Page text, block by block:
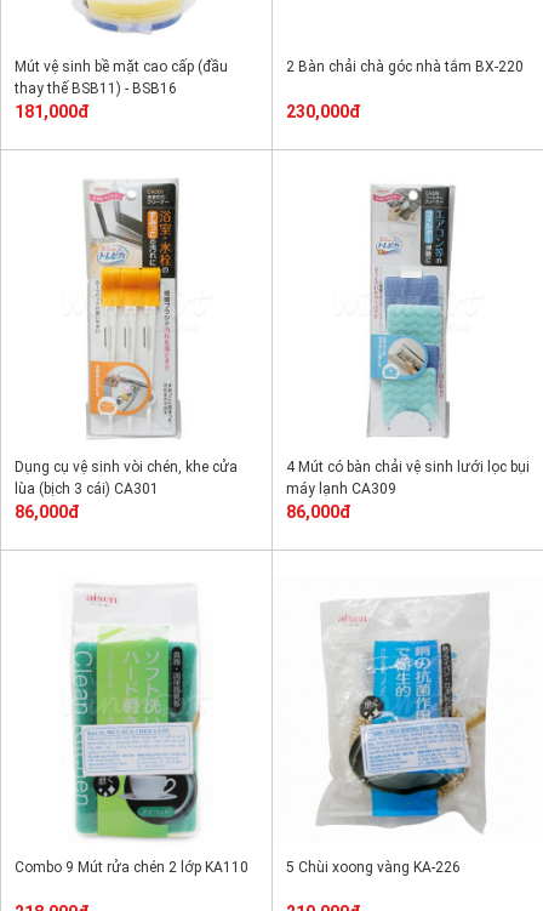
Mút vệ sinh bề mặt cao cấp (đầu
thay thế BSB11) - BSB16
181,000đ
2 Bàn chải chà góc nhà tắm BX-220
230,000đ
Dụng cụ vệ sinh vòi chén, khe cửa
lùa (bịch 3 cái) CA301
86,000đ
4 Mút có bàn chải vệ sinh lưới lọc bụi
máy lạnh CA309
86,000đ
Combo 9 Mút rửa chén 2 lớp KA110 5 Chùi xoong vàng KA-226